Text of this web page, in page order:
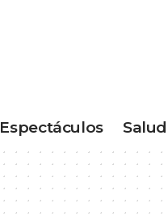
Espectáculos Salud